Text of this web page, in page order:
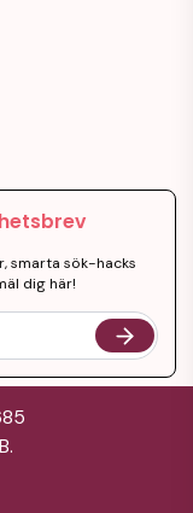
smarta sök-hacks
dig här!